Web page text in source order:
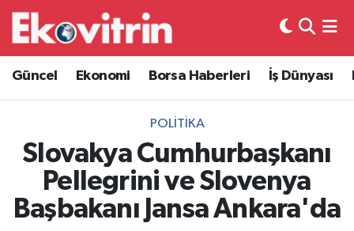
Güncel Ekonomi Borsa Haberleri İş Dünyası
POLITIKA
Slovakya Cumhurbaşkanı
Pellegrini ve Slovenya
Başbakanı Jansa Ankara'da
Güncel
Ekonomi
Borsa Haberleri
İş Dünyası
Lojistik
Hava Durumu
Trafik Durumu
Süper Lig Puan Durumu ve Fikstür
Tüm Manşetler
Son Dakika Haberleri